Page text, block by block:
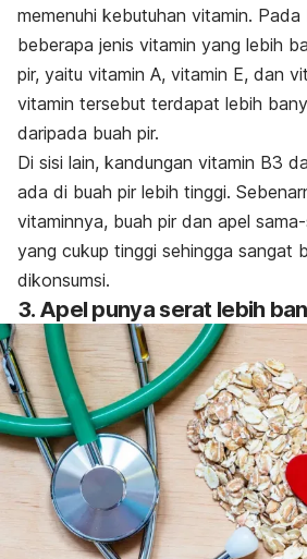
memenuhi kebutuhan vitamin.
beberapa jenis vitamin yang lebih
pir, yaitu vitamin A, vitamin E, dan
vitamin tersebut terdapat lebih
daripada buah pir.
Di sisi lain, kandungan vitamin B3
ada di buah pir lebih tinggi.
vitaminnya, buah pir dan apel
yang cukup tinggi sehingga sangat
dikonsumsi.
3. Apel punya serat lebih